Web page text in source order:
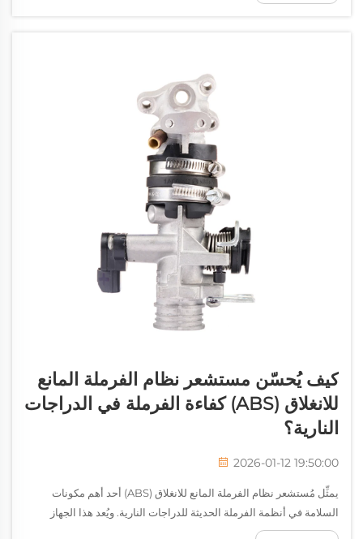
كيف يُحسّن مستشعر نظام الفرملة المانع
للانغلاق (ABS) كفاءة الفرملة في الدراجات
النارية؟
2026-01-12 19:50:00
يمثِّل مُستشعر نظام الفرملة المانع للانغلاق (ABS) أحد أهم مكونات
السلامة في أنظمة الفرملة الحديثة للدراجات النارية. ويُعد هذا الجهاز
المتطور مسؤولًا عن رصد سرعة العجلة باستمرار وتوفير بياناتٍ جوهريةٍ